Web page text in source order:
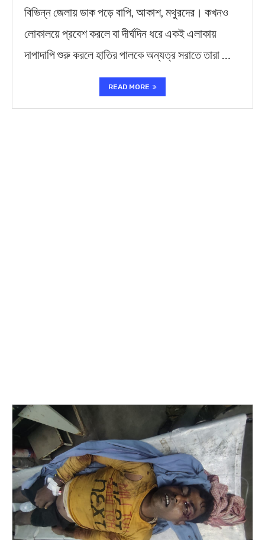
বিভিন্ন জেলায় ডাক পড়ে বাপি, আকাশ, মথুরদের। কখনও
লোকালয়ে প্রবেশ করলে বা দীর্ঘদিন ধরে একই এলাকায়
দাপাদাপি শুরু করলে হাতির পালকে অন্যত্র সরাতে তারা …
READ MORE